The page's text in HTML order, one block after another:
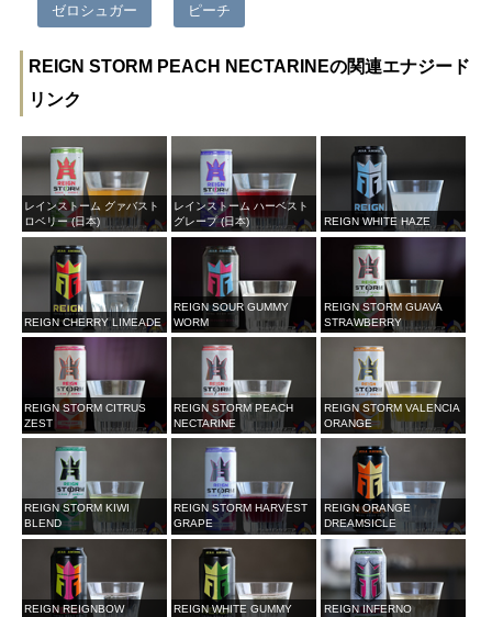
ゼロシュガー ピーチ
REIGN STORM PEACH NECTARINEの関連エナジード
リンク
レインストーム グァバスト
ロベリー (日本)
レインストーム ハーベスト
グレープ (日本)
REIGN WHITE HAZE
REIGN CHERRY LIMEADE
REIGN SOUR GUMMY
WORM
REIGN STORM GUAVA
STRAWBERRY
REIGN STORM CITRUS
ZEST
REIGN STORM PEACH
NECTARINE
REIGN STORM VALENCIA
ORANGE
REIGN STORM KIWI
BLEND
REIGN STORM HARVEST
GRAPE
REIGN ORANGE
DREAMSICLE
REIGN REIGNBOW
REIGN WHITE GUMMY
REIGN INFERNO